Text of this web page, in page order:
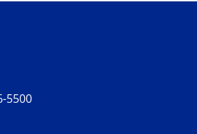
5500